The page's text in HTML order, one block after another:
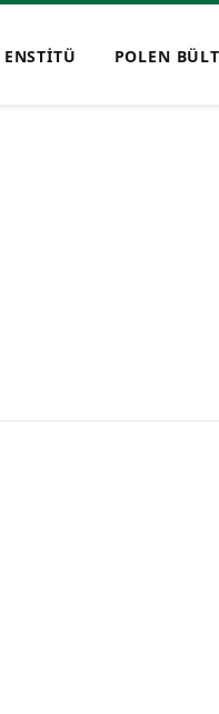
ENSTİTÜ POLEN